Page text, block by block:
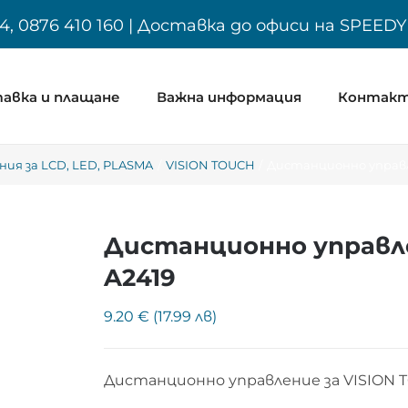
0876 410 160 | Доставка до офиси на
и плащане Важна информация
за LCD, LED, PLASMA VISION TOUCH
Дистанционно
A2419
9.20 € (17.99 лв)
Дистанционно управление за VISION